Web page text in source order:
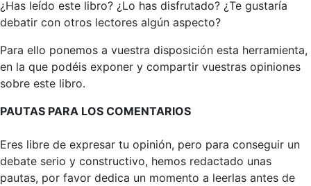
¿Has leído este libro? ¿Lo has disfrutado? ¿Te gustaría
debatir con otros lectores algún aspecto?
Para ello ponemos a vuestra disposición esta herramienta,
en la que podéis exponer y compartir vuestras opiniones
sobre este libro.
PAUTAS PARA LOS COMENTARIOS
Eres libre de expresar tu opinión, pero para conseguir un
debate serio y constructivo, hemos redactado unas
pautas, por favor dedica un momento a leerlas antes de